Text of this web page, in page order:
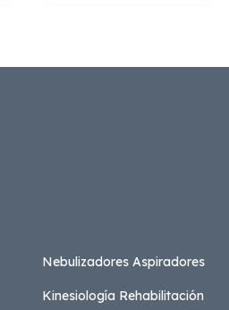
Nebulizadores Aspiradores
Kinesiología Rehabilitación